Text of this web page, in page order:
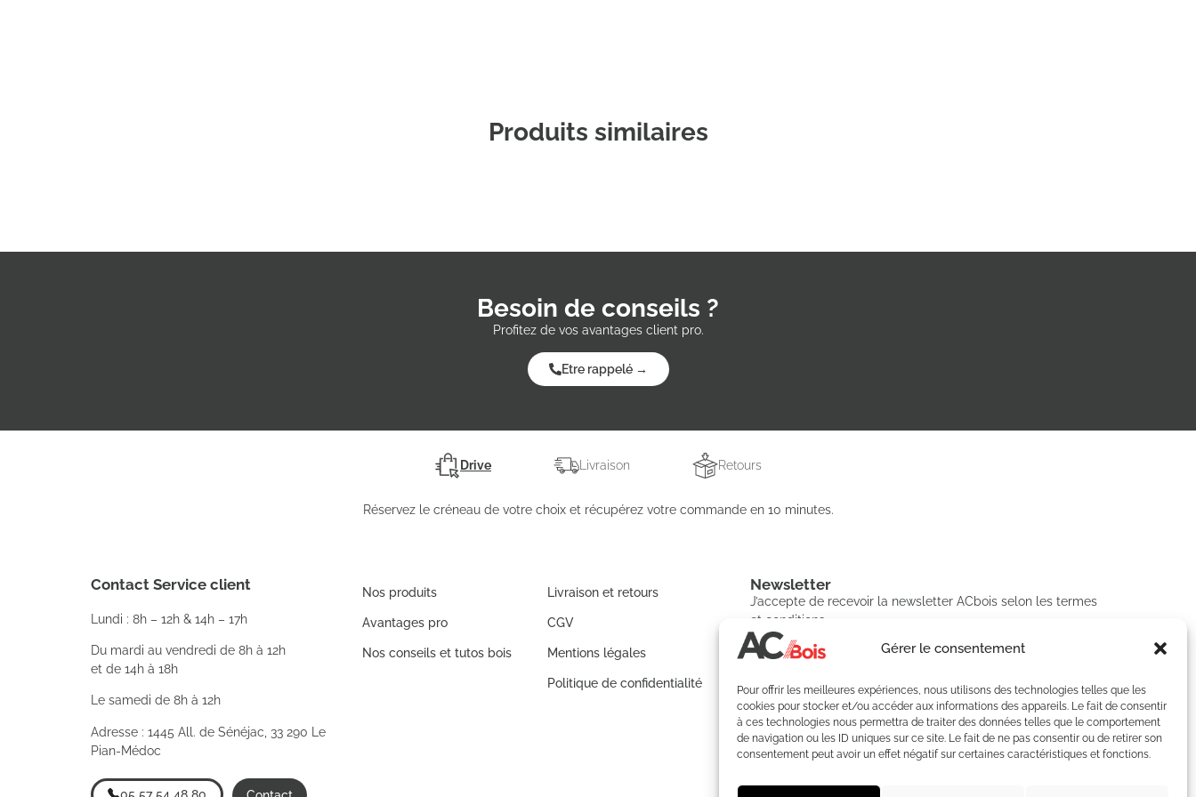
Gérer le consentement
Pour offrir les meilleures expériences, nous utilisons des technologies telles que les
cookies pour stocker et/ou accéder aux informations des appareils. Le fait de consentir
à ces technologies nous permettra de traiter des données telles que le comportement
de navigation ou les ID uniques sur ce site. Le fait de ne pas consentir ou de retirer son
consentement peut avoir un effet négatif sur certaines caractéristiques et fonctions.
Produits similaires
Besoin de conseils ?
Profitez de vos avantages client pro.
Etre rappelé →
Drive Livraison Retours
Réservez le créneau de votre choix et récupérez votre commande en 10 minutes.
Contact Service client
Lundi : 8h – 12h & 14h – 17h
Du mardi au vendredi de 8h à 12h
et de 14h à 18h
Le samedi de 8h à 12h
Adresse : 1445 All. de Sénéjac, 33 290 Le
Pian-Médoc
05 57 54 48 80
Nos produits
Avantages pro
Nos conseils et tutos bois
Livraison et retours
CGV
Mentions légales
Politique de confidentialité
Newsletter​
J’accepte de recevoir la newsletter ACbois selon les termes
et conditions.
S'INSCRIRE